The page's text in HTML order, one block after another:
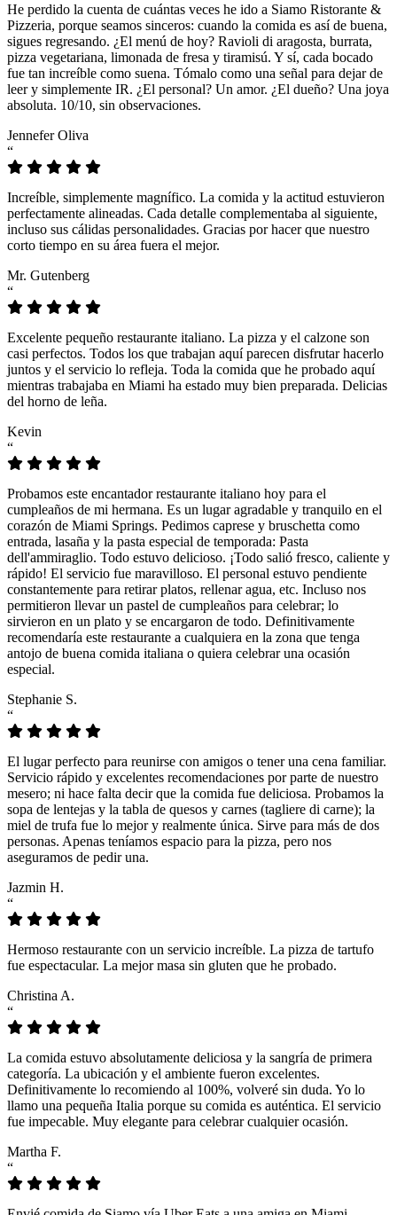
He perdido la cuenta de cuántas veces he ido a Siamo Ristorante &
Pizzeria, porque seamos sinceros: cuando la comida es así de buena,
sigues regresando. ¿El menú de hoy? Ravioli di aragosta, burrata,
pizza vegetariana, limonada de fresa y tiramisú. Y sí, cada bocado
fue tan increíble como suena. Tómalo como una señal para dejar de
leer y simplemente IR. ¿El personal? Un amor. ¿El dueño? Una joya
absoluta. 10/10, sin observaciones.
Jennefer Oliva
“
Increíble, simplemente magnífico. La comida y la actitud estuvieron
perfectamente alineadas. Cada detalle complementaba al siguiente,
incluso sus cálidas personalidades. Gracias por hacer que nuestro
corto tiempo en su área fuera el mejor.
Mr. Gutenberg
“
Excelente pequeño restaurante italiano. La pizza y el calzone son
casi perfectos. Todos los que trabajan aquí parecen disfrutar hacerlo
juntos y el servicio lo refleja. Toda la comida que he probado aquí
mientras trabajaba en Miami ha estado muy bien preparada. Delicias
del horno de leña.
Kevin
“
Probamos este encantador restaurante italiano hoy para el
cumpleaños de mi hermana. Es un lugar agradable y tranquilo en el
corazón de Miami Springs. Pedimos caprese y bruschetta como
entrada, lasaña y la pasta especial de temporada: Pasta
dell'ammiraglio. Todo estuvo delicioso. ¡Todo salió fresco, caliente y
rápido! El servicio fue maravilloso. El personal estuvo pendiente
constantemente para retirar platos, rellenar agua, etc. Incluso nos
permitieron llevar un pastel de cumpleaños para celebrar; lo
sirvieron en un plato y se encargaron de todo. Definitivamente
recomendaría este restaurante a cualquiera en la zona que tenga
antojo de buena comida italiana o quiera celebrar una ocasión
especial.
Stephanie S.
“
El lugar perfecto para reunirse con amigos o tener una cena familiar.
Servicio rápido y excelentes recomendaciones por parte de nuestro
mesero; ni hace falta decir que la comida fue deliciosa. Probamos la
sopa de lentejas y la tabla de quesos y carnes (tagliere di carne); la
miel de trufa fue lo mejor y realmente única. Sirve para más de dos
personas. Apenas teníamos espacio para la pizza, pero nos
aseguramos de pedir una.
Jazmin H.
“
Hermoso restaurante con un servicio increíble. La pizza de tartufo
fue espectacular. La mejor masa sin gluten que he probado.
Christina A.
“
La comida estuvo absolutamente deliciosa y la sangría de primera
categoría. La ubicación y el ambiente fueron excelentes.
Definitivamente lo recomiendo al 100%, volveré sin duda. Yo lo
llamo una pequeña Italia porque su comida es auténtica. El servicio
fue impecable. Muy elegante para celebrar cualquier ocasión.
Martha F.
“